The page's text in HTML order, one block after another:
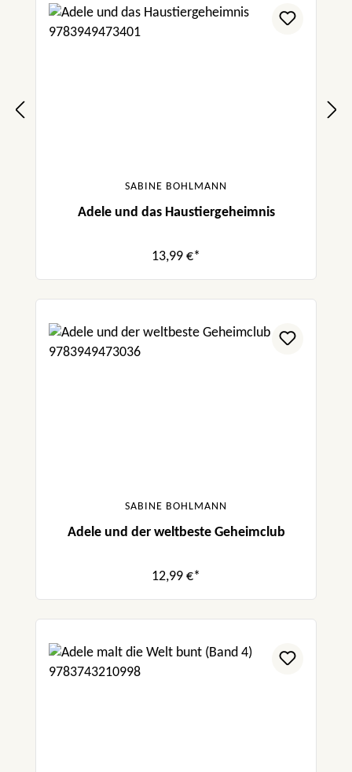
SABINE BOHLMANN
Adele und das Haustiergeheimnis
13,99 €*
SABINE BOHLMANN
Adele und der weltbeste Geheimclub
12,99 €*